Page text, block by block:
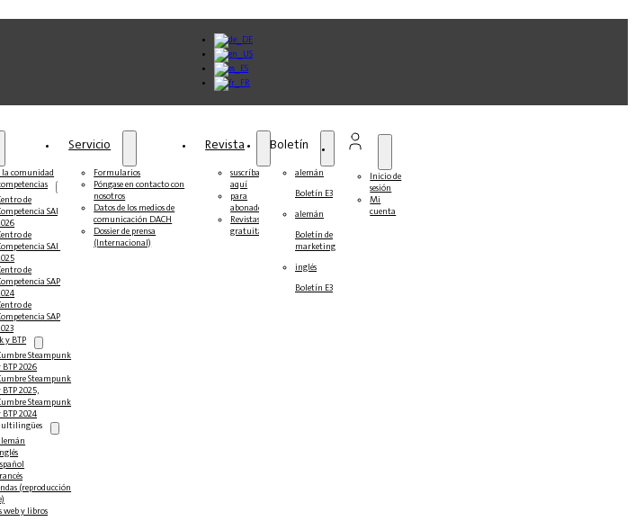
la comunidad
de
SAP
de
SAP
de
SAP
de
SAP
y BTP
Steampunk
BTP 2026
Steampunk
BTP 2025,
Steampunk
BTP 2024
(reproducción
web y libros
Servicio
Formularios
Póngase en contacto con
nosotros
Datos de los medios de
comunicación DACH
Dossier de prensa
(Internacional)
Revista
suscríbase
aquí
para
abonados
Revistas
gratuitas
Boletín
alemán
Boletín E3
alemán
Boletín de
marketing
inglés
Boletín E3
Inicio de
sesión
Mi
cuenta